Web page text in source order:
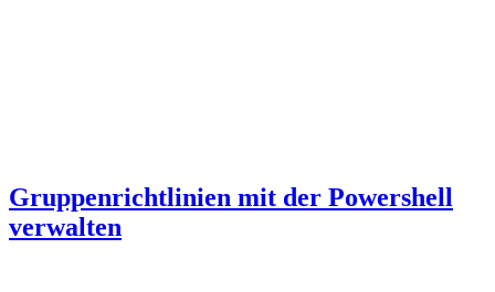
Gruppenrichtlinien mit der Powershell
verwalten